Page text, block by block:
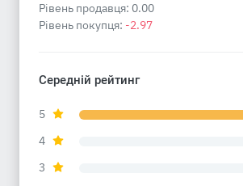
Рівень продавця: 0.00
Рівень покупця: -2.97
Середній рейтинг
5
4
3